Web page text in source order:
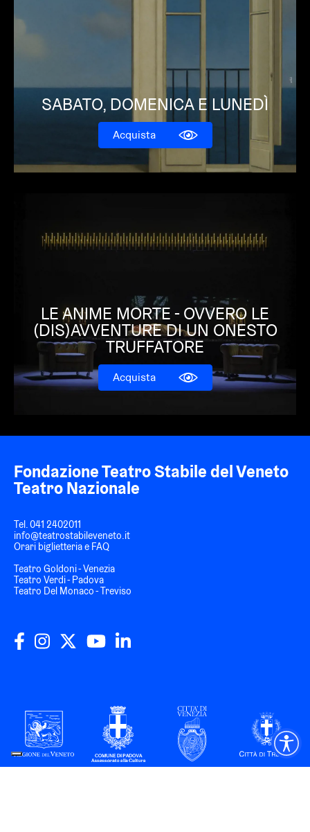
SABATO, DOMENICA E LUNEDÌ
Acquista
LE ANIME MORTE - OVVERO LE
(DIS)AVVENTURE DI UN ONESTO
TRUFFATORE
Acquista
Fondazione Teatro Stabile del Veneto
Teatro Nazionale
Tel.041 2402011
info@teatrostabileveneto.it
Orari biglietteria e FAQ
Teatro Goldoni - Venezia
Teatro Verdi - Padova
Teatro Del Monaco - Treviso